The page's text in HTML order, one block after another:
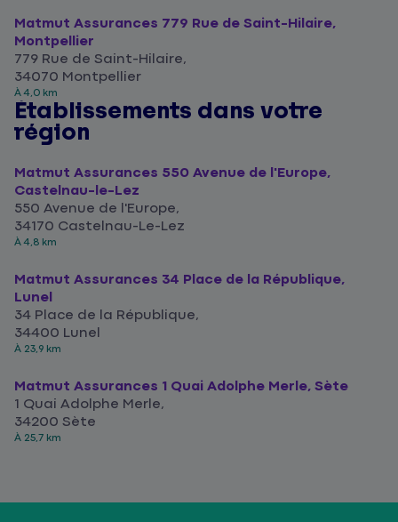
Matmut Assurances 779 Rue de Saint-Hilaire,
Montpellier
779 Rue de Saint-Hilaire,
34070 Montpellier
À 4,0 km
Établissements dans votre
région
Matmut Assurances 550 Avenue de l'Europe,
Castelnau-le-Lez
550 Avenue de l'Europe,
34170 Castelnau-Le-Lez
À 4,8 km
Matmut Assurances 34 Place de la République,
Lunel
34 Place de la République,
34400 Lunel
À 23,9 km
Matmut Assurances 1 Quai Adolphe Merle, Sète
1 Quai Adolphe Merle,
34200 Sète
À 25,7 km